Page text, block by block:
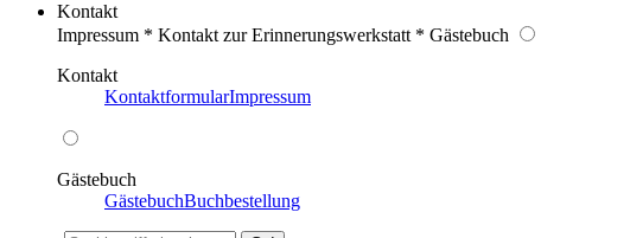
Kontakt
Impressum * Kontakt zur Erinnerungswerkstatt * Gästebuch
Kontakt
KontaktformularImpressum
Gästebuch
GästebuchBuchbestellung